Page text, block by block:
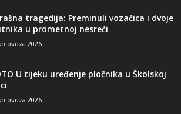
tragedija: Preminuli vozačica i dvoje
u prometnoj nesreći
2026
U tijeku uređenje pločnika u Školskoj
2026